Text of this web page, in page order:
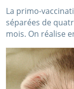
La primo-
séparées de
mois. On réalise